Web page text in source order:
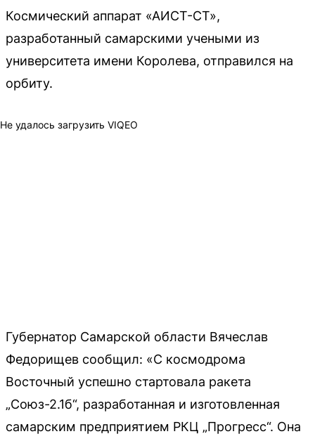
Космический аппарат «АИСТ-СТ»,
разработанный самарскими учеными из
университета имени Королева, отправился на
орбиту.
Не удалось загрузить VIQEO
Губернатор Самарской области Вячеслав
Федорищев сообщил: «С космодрома
Восточный успешно стартовала ракета
„Союз-2.1б“, разработанная и изготовленная
самарским предприятием РКЦ „Прогресс“. Она